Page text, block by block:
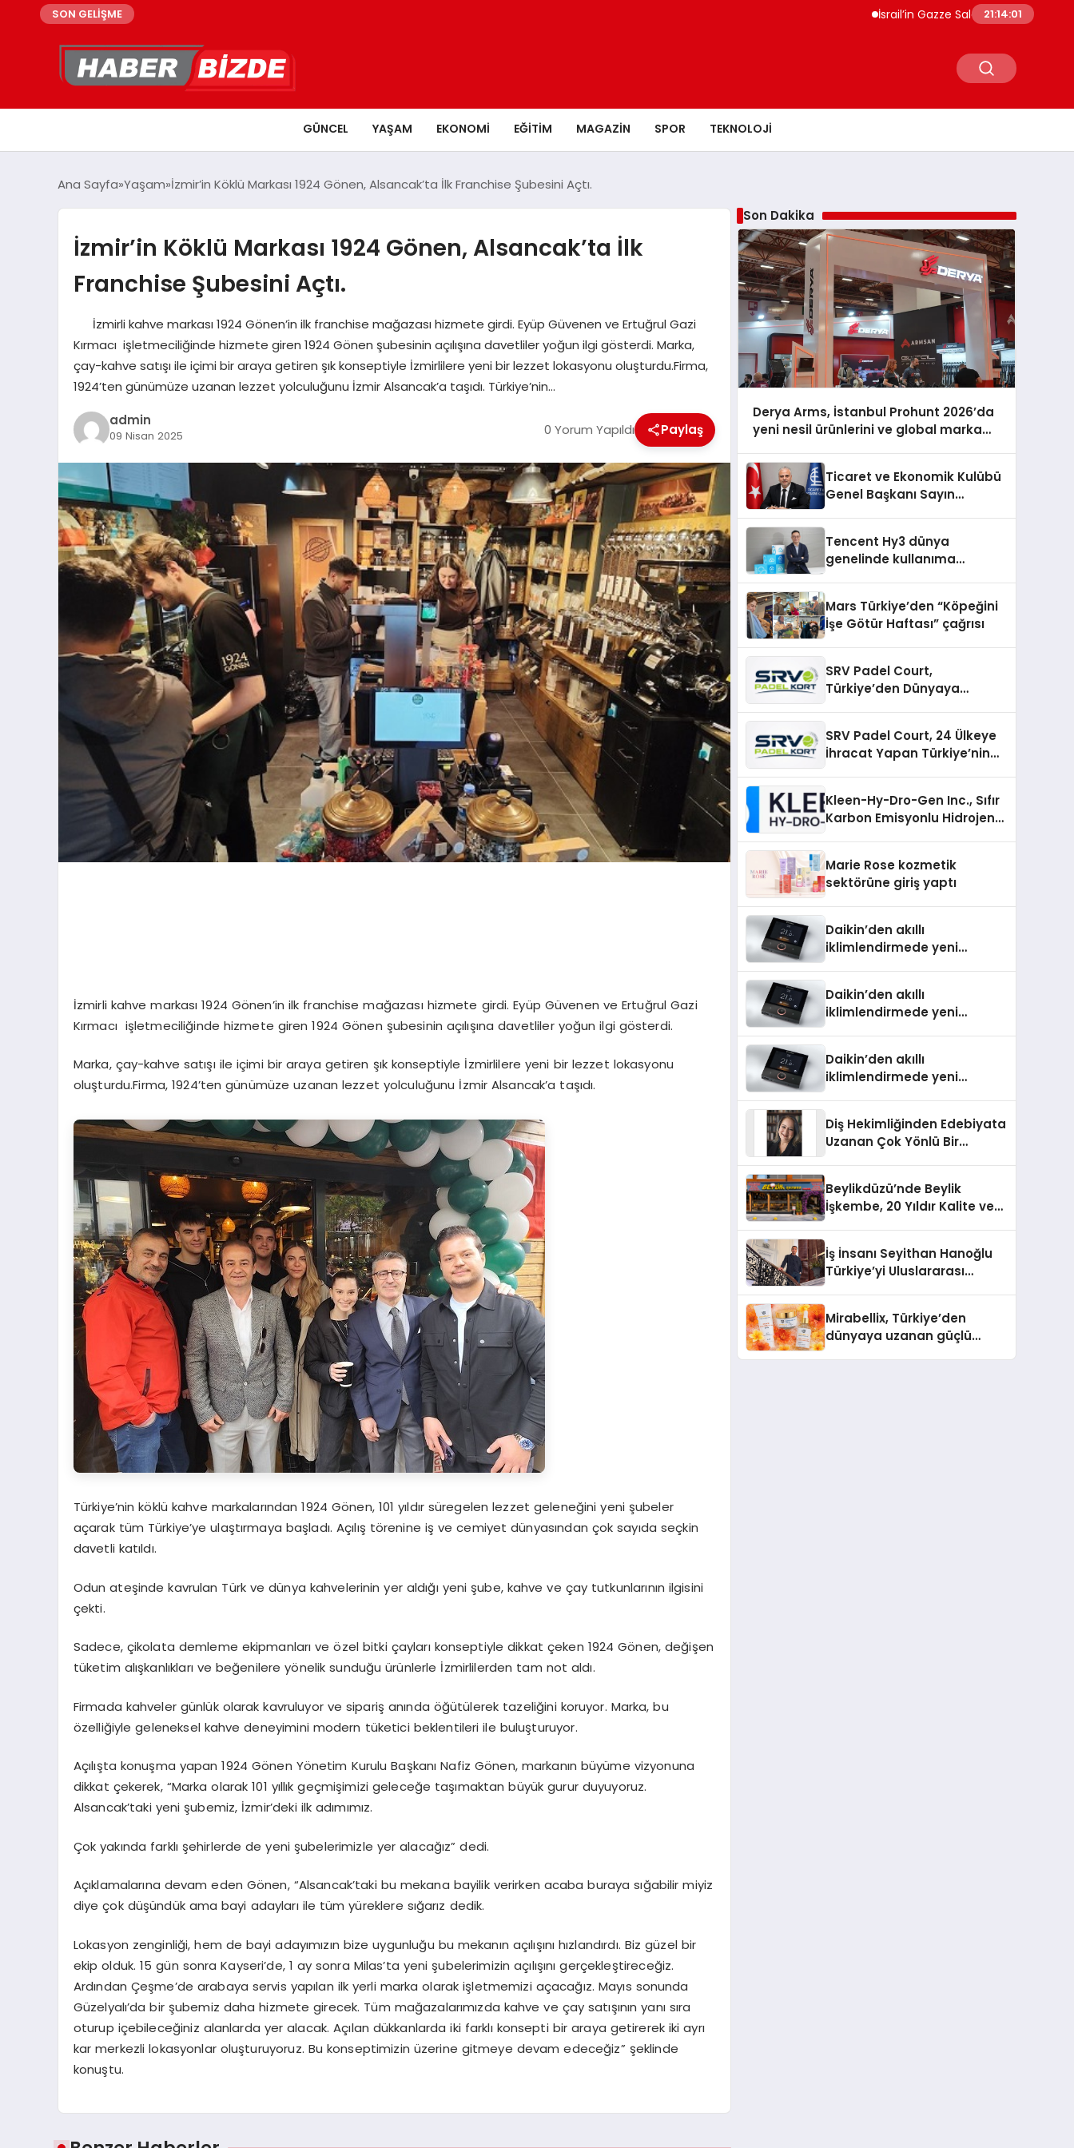
SON GELİŞME İsrail’in Gazze Saldırılarında Can Kaybı 73
21:14:02
GÜNCEL YAŞAM EKONOMI EĞITIM MAGAZIN SPOR TEKNOLOJI
Ana Sayfa Yaşam İzmir’in Köklü Markası 1924 Gönen, Alsancak’ta İlk Franchise Şubesini Açtı.
İzmir’in Köklü Markası 1924 Gönen, Alsancak’ta İlk
Franchise Şubesini Açtı.
İzmirli kahve markası 1924 Gönen’in ilk franchise mağazası hizmete girdi. Eyüp Güvenen ve Ertuğrul Gazi
Kırmacı işletmeciliğinde hizmete giren 1924 Gönen şubesinin açılışına davetliler yoğun ilgi gösterdi. Marka,
çay-kahve satışı ile içimi bir araya getiren şık konseptiyle İzmirlilere yeni bir lezzet lokasyonu oluşturdu.Firma,
1924’ten günümüze uzanan lezzet yolculuğunu İzmir Alsancak’a taşıdı. Türkiye’nin…
admin
09 Nisan 2025 0 Yorum Yapıldı Paylaş
İzmirli kahve markası 1924 Gönen’in ilk franchise mağazası hizmete girdi. Eyüp Güvenen ve Ertuğrul Gazi
Kırmacı işletmeciliğinde hizmete giren 1924 Gönen şubesinin açılışına davetliler yoğun ilgi gösterdi.
Marka, çay-kahve satışı ile içimi bir araya getiren şık konseptiyle İzmirlilere yeni bir lezzet lokasyonu
oluşturdu.Firma, 1924’ten günümüze uzanan lezzet yolculuğunu İzmir Alsancak’a taşıdı.
Türkiye’nin köklü kahve markalarından 1924 Gönen, 101 yıldır süregelen lezzet geleneğini yeni şubeler
açarak tüm Türkiye’ye ulaştırmaya başladı. Açılış törenine iş ve cemiyet dünyasından çok sayıda seçkin
davetli katıldı.
Odun ateşinde kavrulan Türk ve dünya kahvelerinin yer aldığı yeni şube, kahve ve çay tutkunlarının ilgisini
çekti.
Sadece, çikolata demleme ekipmanları ve özel bitki çayları konseptiyle dikkat çeken 1924 Gönen, değişen
tüketim alışkanlıkları ve beğenilere yönelik sunduğu ürünlerle İzmirlilerden tam not aldı.
Firmada kahveler günlük olarak kavruluyor ve sipariş anında öğütülerek tazeliğini koruyor. Marka, bu
özelliğiyle geleneksel kahve deneyimini modern tüketici beklentileri ile buluşturuyor.
Açılışta konuşma yapan 1924 Gönen Yönetim Kurulu Başkanı Nafiz Gönen, markanın büyüme vizyonuna
dikkat çekerek, “Marka olarak 101 yıllık geçmişimizi geleceğe taşımaktan büyük gurur duyuyoruz.
Alsancak’taki yeni şubemiz, İzmir’deki ilk adımımız.
Çok yakında farklı şehirlerde de yeni şubelerimizle yer alacağız” dedi.
Açıklamalarına devam eden Gönen, “Alsancak’taki bu mekana bayilik verirken acaba buraya sığabilir miyiz
diye çok düşündük ama bayi adayları ile tüm yüreklere sığarız dedik.
Lokasyon zenginliği, hem de bayi adayımızın bize uygunluğu bu mekanın açılışını hızlandırdı. Biz güzel bir
ekip olduk. 15 gün sonra Kayseri’de, 1 ay sonra Milas’ta yeni şubelerimizin açılışını gerçekleştireceğiz.
Ardından Çeşme’de arabaya servis yapılan ilk yerli marka olarak işletmemizi açacağız. Mayıs sonunda
Güzelyalı’da bir şubemiz daha hizmete girecek. Tüm mağazalarımızda kahve ve çay satışının yanı sıra
oturup içebileceğiniz alanlarda yer alacak. Açılan dükkanlarda iki farklı konsepti bir araya getirerek iki ayrı
kar merkezli lokasyonlar oluşturuyoruz. Bu konseptimizin üzerine gitmeye devam edeceğiz” şeklinde
konuştu.
Son Dakika
Derya Arms, İstanbul Prohunt 2026’da
yeni nesil ürünlerini ve global marka
Ticaret ve Ekonomik Kulübü
Genel Başkanı Sayın
şunları kaydetti:
Tencent Hy3 dünya
genelinde kullanıma
Mars Türkiye’den “Köpeğini
İşe Götür Haftası” çağrısı
SRV Padel Court,
Türkiye’den Dünyaya
SRV Padel Court, 24 Ülkeye
İhracat Yapan Türkiye’nin
Kleen-Hy-Dro-Gen Inc., Sıfır
Karbon Emisyonlu Hidrojen
Aldı
Marie Rose kozmetik
sektörüne giriş yaptı
Daikin’den akıllı
iklimlendirmede yeni
Daikin’den akıllı
iklimlendirmede yeni
Daikin’den akıllı
iklimlendirmede yeni
Diş Hekimliğinden Edebiyata
Uzanan Çok Yönlü Bir
Beylikdüzü’nde Beylik
İşkembe, 20 Yıldır Kalite ve
İş İnsanı Seyithan Hanoğlu
Türkiye’yi Uluslararası
Mirabellix, Türkiye’den
dünyaya uzanan güçlü